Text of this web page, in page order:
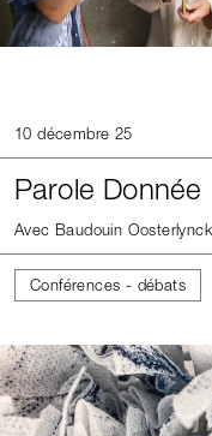
10 décembre 25
Parole Donnée
Avec Baudouin Oosterlynck
Conférences - débats